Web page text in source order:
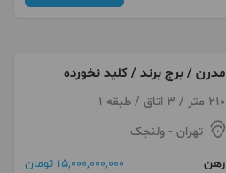
مدرن / برج برند / کلید نخورده
210 متر / 3 اتاق / طبقه 1
تهران - ولنجک
رهن
15,000,000,000 تومان